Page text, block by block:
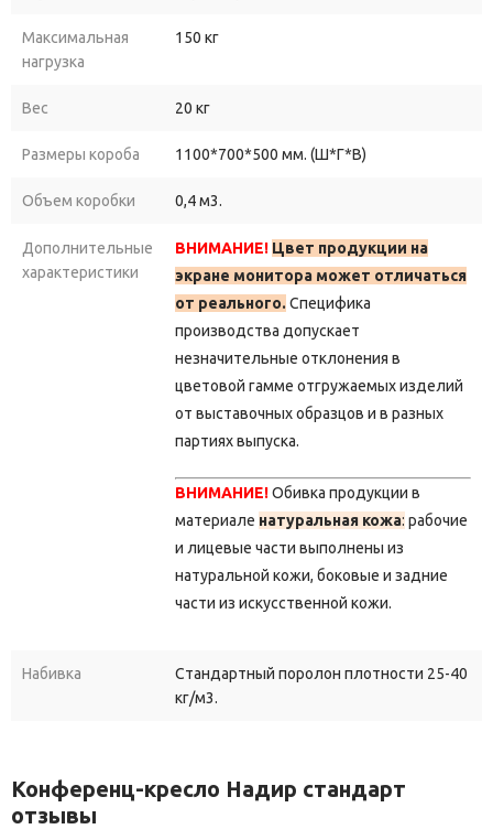
Максимальная
нагрузка
150 кг
Вес 20 кг
Размеры короба 1100*700*500 мм. (Ш*Г*В)
Объем коробки 0,4 м3.
Дополнительные
характеристики
ВНИМАНИЕ! Цвет продукции на
экране монитора может отличаться
от реального. Специфика
производства допускает
незначительные отклонения в
цветовой гамме отгружаемых изделий
от выставочных образцов и в разных
партиях выпуска.
ВНИМАНИЕ!Обивка продукции в
материале натуральная кожа: рабочие
и лицевые части выполнены из
натуральной кожи, боковые и задние
части из искусственной кожи.
Набивка
Стандартный поролон плотности 25-40
кг/м3.
Конференц-кресло Надир стандарт
отзывы